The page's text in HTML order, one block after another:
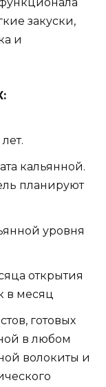
закуски,
и
кальянной.
планируют
уровня
открытия
в месяц
готовых
в любом
волокиты и